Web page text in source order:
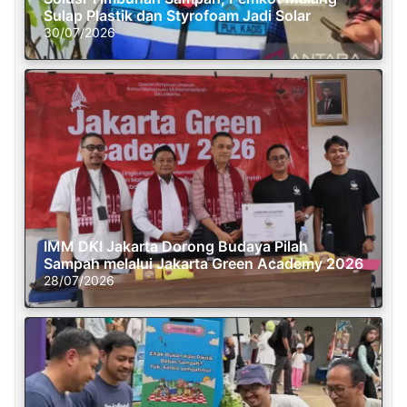
Sulap Plastik dan Styrofoam Jadi Solar
30/07/2026
IMM DKI Jakarta Dorong Budaya Pilah
Sampah melalui Jakarta Green Academy 2026
28/07/2026